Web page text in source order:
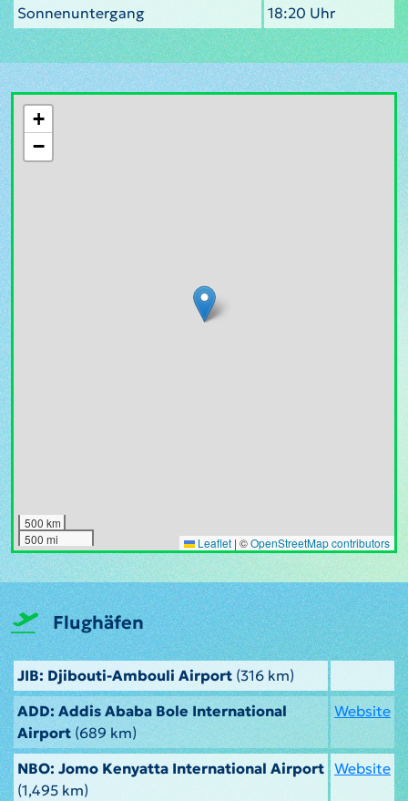
Sonnenuntergang
18:20 Uhr
+
−
500 km
500 mi
Leaflet | ©OpenStreetMap contributors
Flughäfen
JIB: Djibouti-Ambouli Airport (316 km)
ADD: Addis Ababa Bole International
Airport(689 km)
Website
NBO: Jomo Kenyatta International Airport
(1,495 km)
Website